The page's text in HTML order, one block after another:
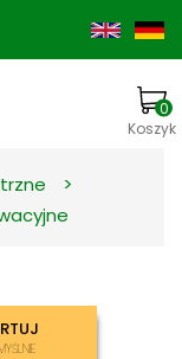
0
Koszyk
>